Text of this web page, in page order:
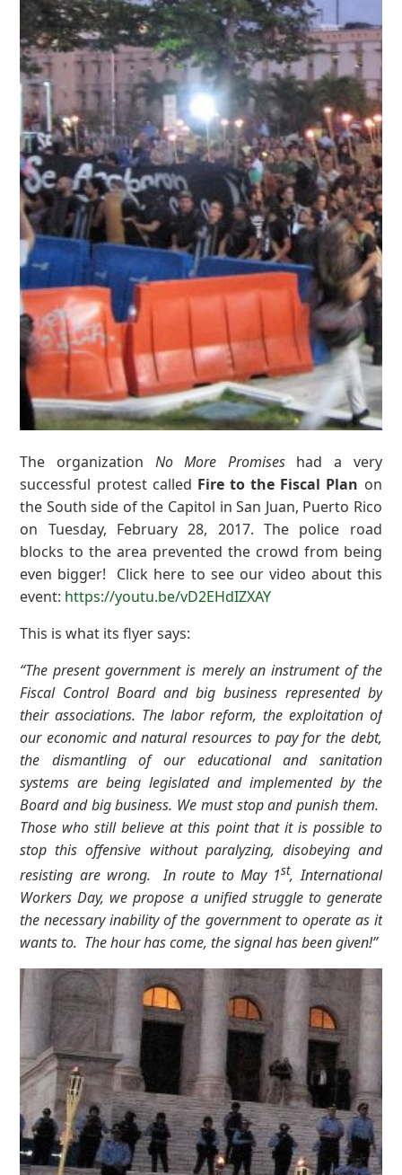
The organization No More Promiseshad a very
successful protest called Fire to the Fiscal Plan on
the South side of the Capitol in San Juan, Puerto Rico
on Tuesday, February 28, 2017. The police road
blocks to the area prevented the crowd from being
even bigger! Click here to see our video about this
event: https://youtu.be/vD2EHdIZXAY
This is what its flyer says:
“The present government is merely an instrument of the
Fiscal Control Board and big business represented by
their associations. The labor reform, the exploitation of
our economic and natural resources to pay for the debt,
the dismantling of our educational and sanitation
systems are being legislated and implemented by the
Board and big business. We must stop and punish them.
Those who still believe at this point that it is possible to
stop this offensive without paralyzing, disobeying and
resisting are wrong. In route to May 1st, International
Workers Day, we propose a unified struggle to generate
the necessary inability of the government to operate as it
wants to. The hour has come, the signal has been given!”